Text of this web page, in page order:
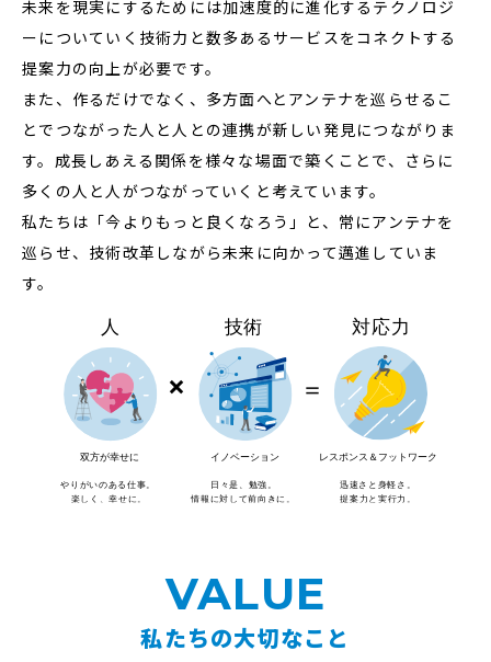
未来を現実にするためには加速度的に進化するテクノロジ
ーについていく技術力と数多あるサービスをコネクトする
提案力の向上が必要です。
また、作るだけでなく、多方面へとアンテナを巡らせるこ
とでつながった人と人との連携が新しい発見につながりま
す。成長しあえる関係を様々な場面で築くことで、さらに
多くの人と人がつながっていくと考えています。
私たちは「今よりもっと良くなろう」と、常にアンテナを
巡らせ、技術改革しながら未来に向かって邁進していま
す。
VALUE
私たちの大切なこと